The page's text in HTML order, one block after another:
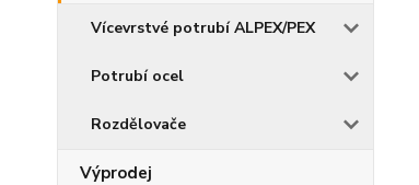
Vícevrstvé potrubí ALPEX/PEX
Potrubí ocel
Rozdělovače
Výprodej